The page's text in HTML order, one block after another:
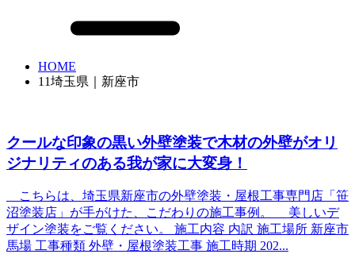
HOME
11埼玉県｜新座市
クールな印象の黒い外壁塗装で木材の外壁がオリ
ジナリティのある我が家に大変身！
こちらは、埼玉県新座市の外壁塗装・屋根工事専門店「笹
沼塗装店」が手がけた、こだわりの施工事例。 美しいデ
ザイン塗装をご覧ください。 施工内容 内訳 施工場所 新座市
馬場 工事種類 外壁・屋根塗装工事 施工時期 202...